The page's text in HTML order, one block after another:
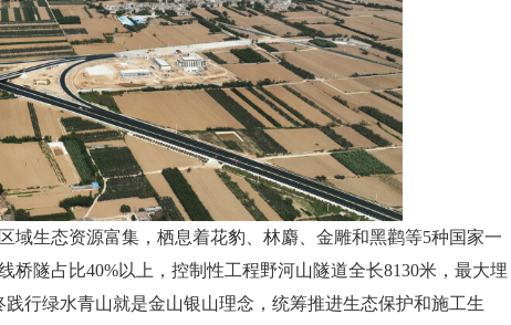
域生态资源富集，栖息着花豹、林麝、金雕和黑鹳等5种国家一
隧占比40%以上，控制性工程野河山隧道全长8130米，最大埋
行绿水青山就是金山银山理念，统筹推进生态保护和施工生